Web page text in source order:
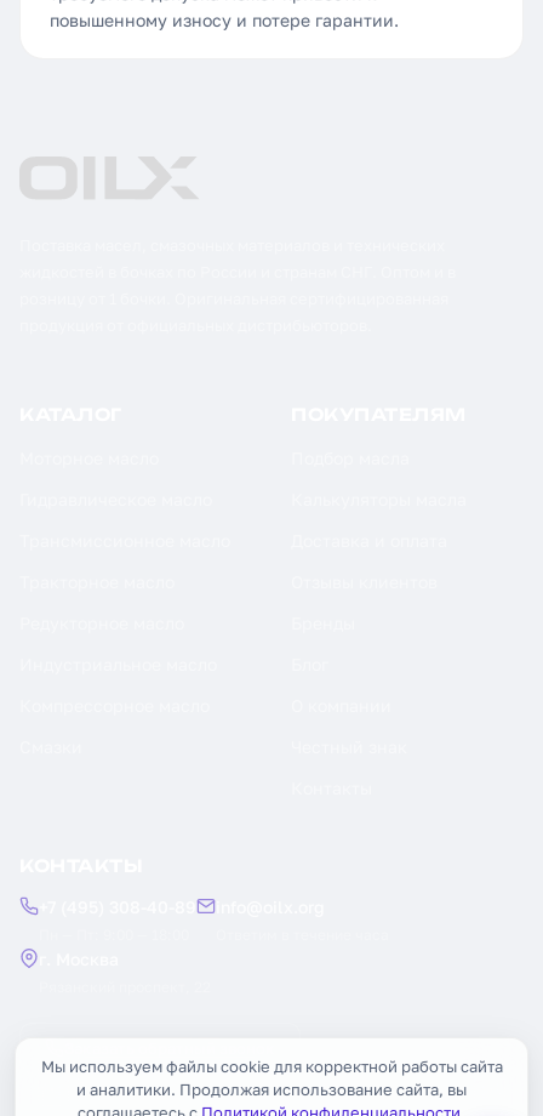
повышенному износу и потере гарантии.
Мы используем файлы cookie для корректной работы сайта
и аналитики. Продолжая использование сайта, вы